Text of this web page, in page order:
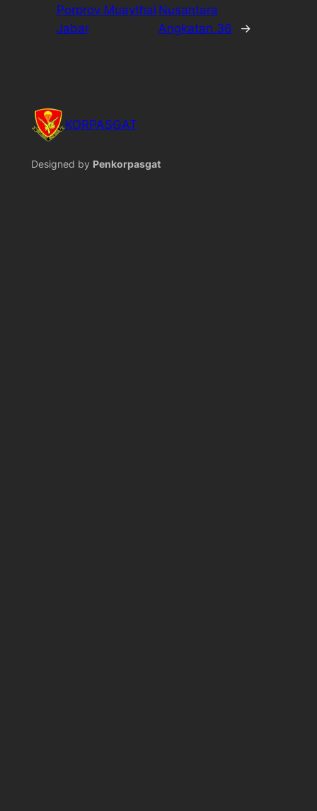
Porprov Muaythai
Jabar
Nusantara
Angkatan 36
→
KORPASGAT
Designed by Penkorpasgat